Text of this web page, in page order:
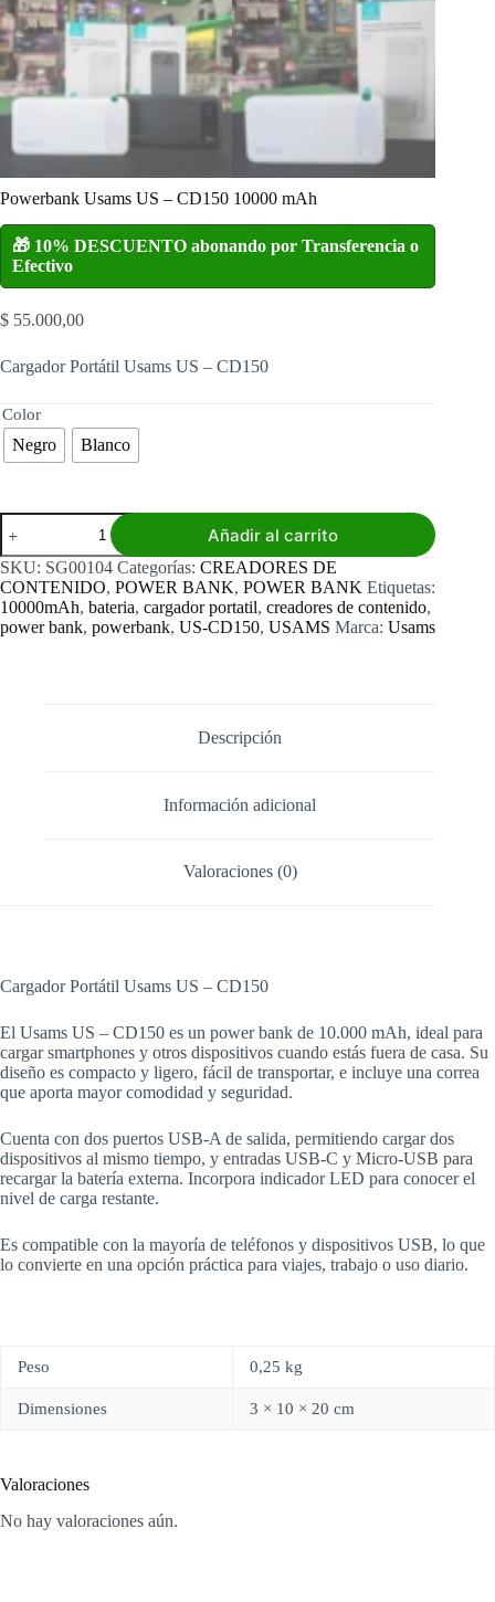
Powerbank Usams US – CD150 10000 mAh
🎁 10% DESCUENTO abonando por Transferencia o
Efectivo
$ 55.000,00
Cargador Portátil Usams US – CD150
Color
Negro Blanco
Powerbank
Usams
US
-
CD150
10000
mAh
Añadir al carrito
SKU: SG00104 Categorías: CREADORES DE
CONTENIDO, POWER BANK, POWER BANK Etiquetas:
10000mAh, bateria, cargador portatil, creadores de contenido,
power bank, powerbank, US-CD150, USAMS Marca: Usams
Descripción
Información adicional
Valoraciones (0)
Cargador Portátil Usams US – CD150
El Usams US – CD150 es un power bank de 10.000 mAh, ideal para
cargar smartphones y otros dispositivos cuando estás fuera de casa. Su
diseño es compacto y ligero, fácil de transportar, e incluye una correa
que aporta mayor comodidad y seguridad.
Cuenta con dos puertos USB-A de salida, permitiendo cargar dos
dispositivos al mismo tiempo, y entradas USB-C y Micro-USB para
recargar la batería externa. Incorpora indicador LED para conocer el
nivel de carga restante.
Es compatible con la mayoría de teléfonos y dispositivos USB, lo que
lo convierte en una opción práctica para viajes, trabajo o uso diario.
Peso 0,25 kg
Dimensiones 3 × 10 × 20 cm
Valoraciones
No hay valoraciones aún.